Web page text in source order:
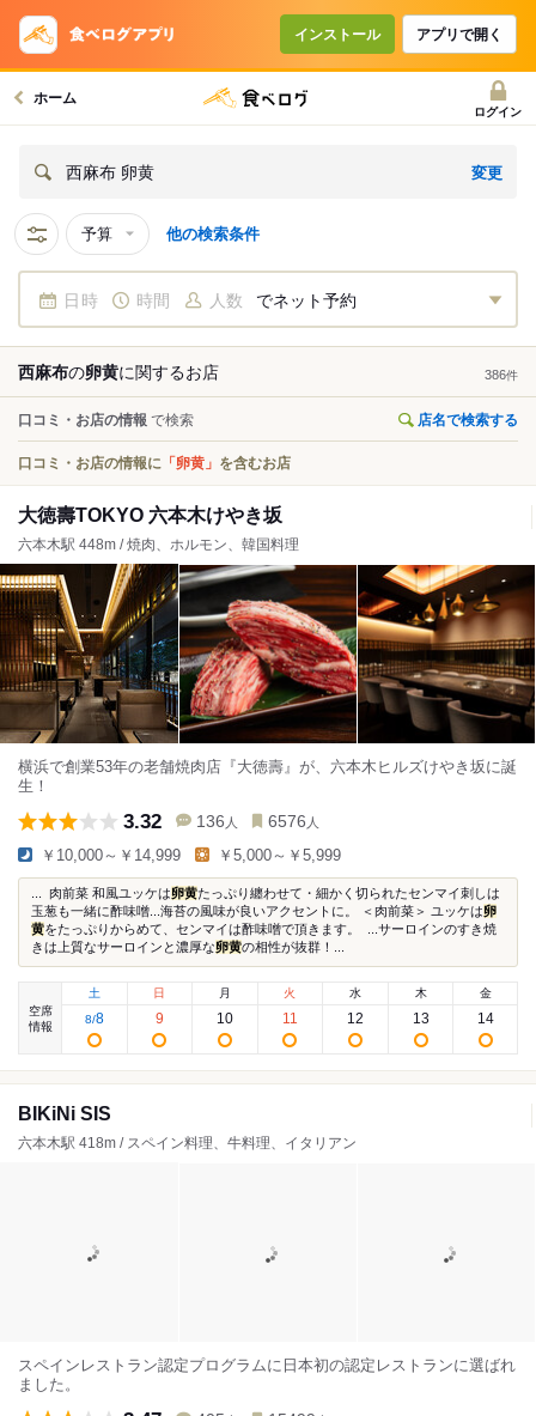
インストール アプリで開く
ホーム
ログイン
西麻布 卵黄 変更
予算 他の検索条件
日時 時間 人数 でネット予約
西麻布の卵黄に関するお店 386件
口コミ・お店の情報 で検索 店名で検索する
口コミ・お店の情報に 「卵黄」 を含むお店
大徳壽TOKYO 六本木けやき坂
六本木駅 448m / 焼肉、ホルモン、韓国料理
横浜で創業53年の老舗焼肉店『大徳壽』が、六本木ヒルズけやき坂に誕
生！
3.32 136 人 6576 人
￥10,000～￥14,999 ￥5,000～￥5,999
... 肉前菜 和風ユッケは卵黄たっぷり纏わせて・細かく切られたセンマイ刺しは
玉葱も一緒に酢味噌...海苔の風味が良いアクセントに。 ＜肉前菜＞ ユッケは卵
黄をたっぷりからめて、センマイは酢味噌で頂きます。 ...サーロインのすき焼
きは上質なサーロインと濃厚な卵黄の相性が抜群！...
空席
情報
土
8/8
日
9
月
10
火
11
水
12
木
13
金
14
BIKiNi SIS
六本木駅 418m / スペイン料理、牛料理、イタリアン
スペインレストラン認定プログラムに日本初の認定レストランに選ばれ
ました。